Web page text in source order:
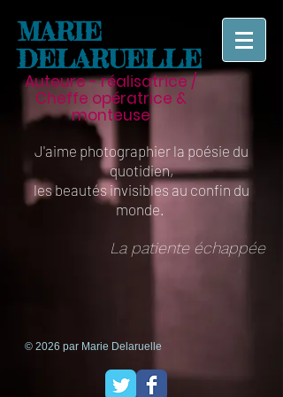
MARIE
DELARUELLE
Auteure - réalisatrice /
Cheffe opératrice &
monteuse
J'aime photographier la poésie du
quotidien,
les beautés invisibles au confin du
monde.
La patiente échappée
© 2026 par Marie Delaruelle